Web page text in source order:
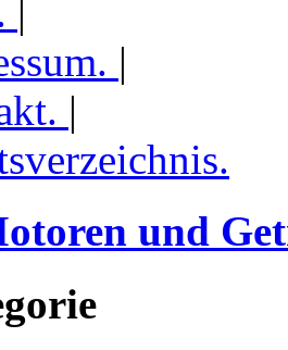
|
. |
. |
.
und